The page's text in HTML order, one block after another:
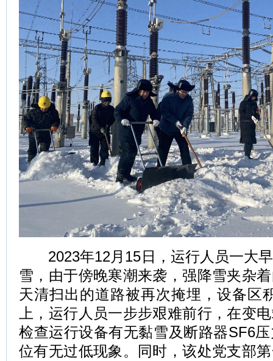
2023年12月15日，运行人员一大早
雪，由于傍晚寒潮来袭，强降雪夹杂
天清扫出的道路被再次掩埋，设备区
上，运行人员一步步艰难前行，在变
检查运行设备有无黏雪及断路器SF6
位有无过低现象。同时，该处党支部